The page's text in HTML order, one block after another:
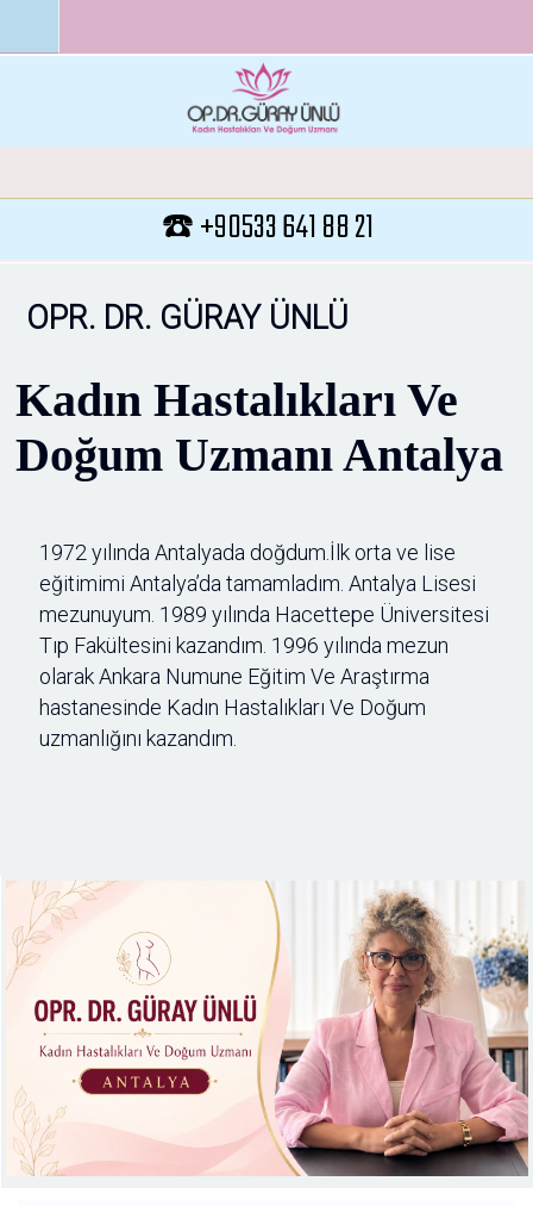
☎️ +90533 641 88 21
OPR. DR. GÜRAY ÜNLÜ
Kadın Hastalıkları Ve
Doğum Uzmanı Antalya
1972 yılında Antalyada doğdum.İlk orta ve lise
eğitimimi Antalya’da tamamladım. Antalya Lisesi
mezunuyum. 1989 yılında Hacettepe Üniversitesi
Tıp Fakültesini kazandım. 1996 yılında mezun
olarak Ankara Numune Eğitim Ve Araştırma
hastanesinde Kadın Hastalıkları Ve Doğum
uzmanlığını kazandım.